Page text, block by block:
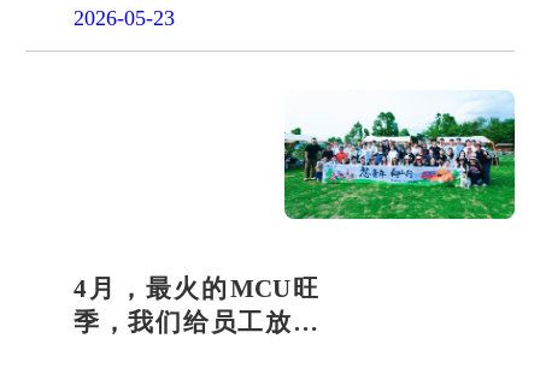
答卷
2026-05-23
4月，最火的MCU旺
季，我们给员工放了